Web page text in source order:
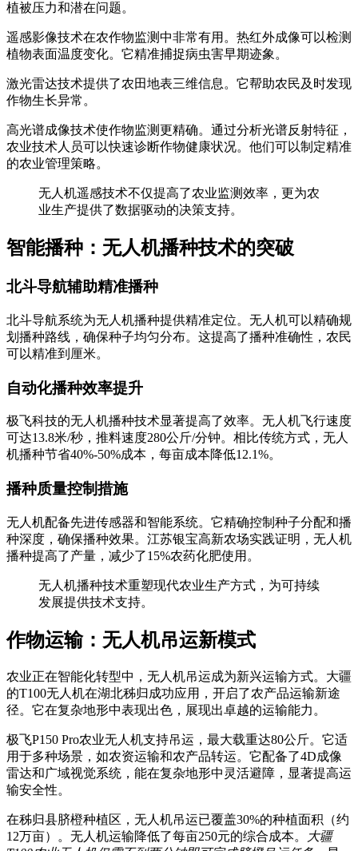
植被压力和潜在问题。
遥感影像技术在农作物监测中非常有用。热红外成像可以检测
植物表面温度变化。它精准捕捉病虫害早期迹象。
激光雷达技术提供了农田地表三维信息。它帮助农民及时发现
作物生长异常。
高光谱成像技术使作物监测更精确。通过分析光谱反射特征，
农业技术人员可以快速诊断作物健康状况。他们可以制定精准
的农业管理策略。
无人机遥感技术不仅提高了农业监测效率，更为农
业生产提供了数据驱动的决策支持。
智能播种：无人机播种技术的突破
北斗导航辅助精准播种
北斗导航系统为无人机播种提供精准定位。无人机可以精确规
划播种路线，确保种子均匀分布。这提高了播种准确性，农民
可以精准到厘米。
自动化播种效率提升
极飞科技的无人机播种技术显著提高了效率。无人机飞行速度
可达13.8米/秒，推料速度280公斤/分钟。相比传统方式，无人
机播种节省40%-50%成本，每亩成本降低12.1%。
播种质量控制措施
无人机配备先进传感器和智能系统。它精确控制种子分配和播
种深度，确保播种效果。江苏银宝高新农场实践证明，无人机
播种提高了产量，减少了15%农药化肥使用。
无人机播种技术重塑现代农业生产方式，为可持续
发展提供技术支持。
作物运输：无人机吊运新模式
农业正在智能化转型中，无人机吊运成为新兴运输方式。大疆
的T100无人机在湖北秭归成功应用，开启了农产品运输新途
径。它在复杂地形中表现出色，展现出卓越的运输能力。
极飞P150 Pro农业无人机支持吊运，最大载重达80公斤。它适
用于多种场景，如农资运输和农产品转运。它配备了4D成像
雷达和广域视觉系统，能在复杂地形中灵活避障，显著提高运
输安全性。
在秭归县脐橙种植区，无人机吊运已覆盖30%的种植面积（约
12万亩）。无人机运输降低了每亩250元的综合成本。
大疆